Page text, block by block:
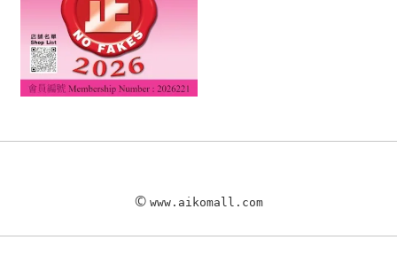
© www.aikomall.com